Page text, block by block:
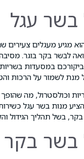
בשר עגל
מגיע מעגלים
לבשר בקר בוגר.
במסעדות
מנת לשמור על הרכות
וכולסטרול, מה
מנות בשר עגל
בשל תהליך הגידול
בשר בקר